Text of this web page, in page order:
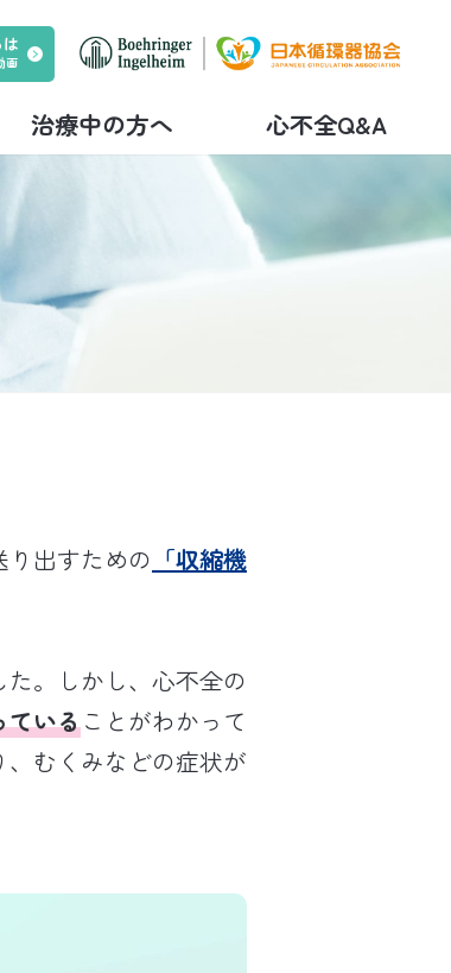
画
治療中の方へ 心不全Q&A
出すための 「収縮機
。しかし、心不全の
ていることがわかって
むくみなどの症状が